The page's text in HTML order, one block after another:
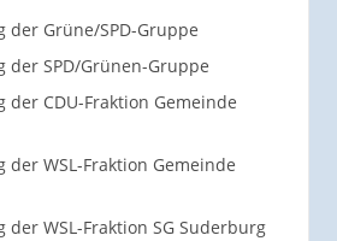
der Grüne/SPD-Gruppe
der SPD/Grünen-Gruppe
der CDU-Fraktion Gemeinde
der WSL-Fraktion Gemeinde
der WSL-Fraktion SG Suderburg